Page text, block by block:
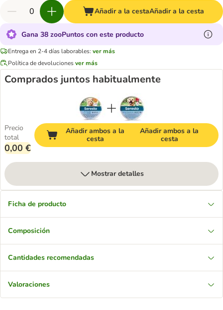
Añadir a la cestaAñadir a la cesta
Gana 38 zooPuntos con este producto
Entrega en 2-4 días laborables: ver más
Política de devolucionesver más
Comprados juntos habitualmente
Precio
total
0,00 €
Añadir ambos a la
cesta
Añadir ambos a la
cesta
Mostrar detalles
Ficha de producto
Composición
Cantidades recomendadas
Valoraciones